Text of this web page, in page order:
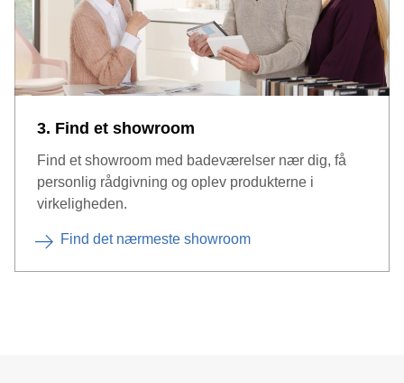
3. Find et showroom
Find et showroom med badeværelser nær dig, få
personlig rådgivning og oplev produkterne i
virkeligheden.
Find det nærmeste showroom